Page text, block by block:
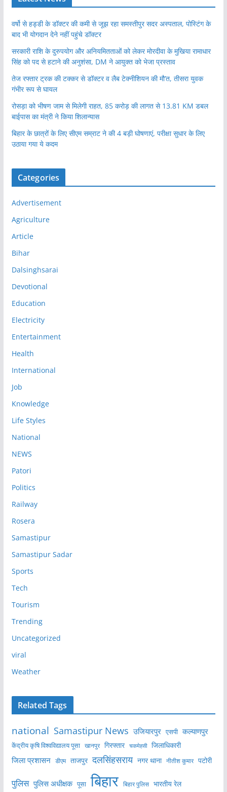
वर्षो से हड्डी के डॉक्टर की कमी से जूझ रहा समस्तीपुर सदर अस्पताल, पोस्टिंग के
बाद भी योगदान देने नहीं पहुंचे डॉक्टर
सरकारी राशि के दुरुपयोग और अनियमितताओं को लेकर मोरदीवा के मुखिया रामाधार
सिंह को पद से हटाने की अनुशंसा, DM ने आयुक्त को भेजा प्रस्ताव
तेज रफ्तार ट्रक की टक्कर से डॉक्टर व लैब टेक्नीशियन की मौ’त, तीसरा युवक
गंभीर रूप से घायल
रोसड़ा को भीषण जाम से मिलेगी राहत, 85 करोड़ की लागत से 13.81 KM डबल
बाईपास का मंत्री ने किया शिलान्यास
बिहार के छात्रों के लिए सीएम सम्राट ने की 4 बड़ी घोषणाएं, परीक्षा सुधार के लिए
उठाया गया ये कदम
Categories
Advertisement
Agriculture
Article
Bihar
Dalsinghsarai
Devotional
Education
Electricity
Entertainment
Health
International
Job
Knowledge
Life Styles
National
NEWS
Patori
Politics
Railway
Rosera
Samastipur
Samastipur Sadar
Sports
Tech
Tourism
Trending
Uncategorized
viral
Weather
Related Tags
national Samastipur News उजियारपुर एसपी कल्याणपुर
केंद्रीय कृषि विश्वविद्यालय पूसा खानपुर गिरफ्तार चकमेहसी जिलाधिकारी
जिला प्रशासन डीएम ताजपुर दलसिंहसराय नगर थाना नीतीश कुमार पटोरी
पुलिस पुलिस अधीक्षक पूसा बिहार बिहार पुलिस भारतीय रेल